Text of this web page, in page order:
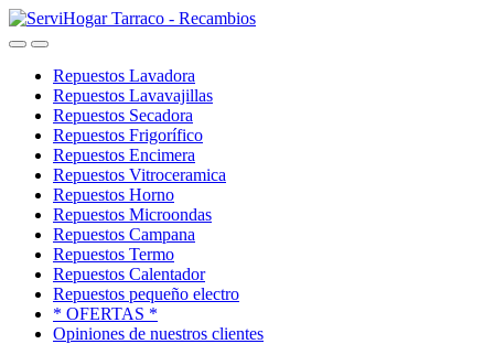
Saltar
a
saltar
al
OpenClose
Repuestos Lavadora
Repuestos Lavavajillas
Repuestos Secadora
Repuestos Frigorífico
Repuestos Encimera
Repuestos Vitroceramica
Repuestos Horno
Repuestos Microondas
Repuestos Campana
Repuestos Termo
Repuestos Calentador
Repuestos pequeño electro
* OFERTAS *
Opiniones de nuestros clientes